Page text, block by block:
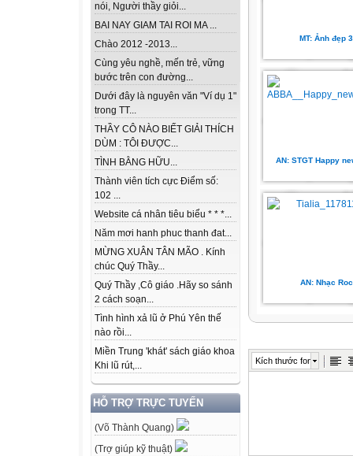
nói, Người thầy giỏi...
BAI NAY GIAM TAI ROI MA ...
Chào 2012 -2013...
Cùng yêu nghề, mến trẻ, vững
bước trên con đường...
Dưới đây là nguyên văn "Ví dụ 1"
trong TT...
THẦY CÔ NÀO BIẾT GIẢI THÍCH
DÙM : TÔI ĐƯỢC...
TÌNH BẰNG HỮU...
Thành viên tích cực Điểm số:
102 ...
Website cá nhân tiêu biểu * * *...
Năm mơi hanh phuc thanh đat...
MỪNG XUÂN TÂN MÃO . Kính
chúc Quý Thầy...
Quý Thầy ,Cô giáo .Hãy so sánh
2 cách soạn...
Tình hình xả lũ ở Phú Yên thế
nào rồi...
Miền Trung 'khát' sách giáo khoa
Khi lũ rút,...
HỖ TRỢ TRỰC TUYẾN
(Võ Thành Quang)
(Trợ giúp kỹ thuật)
MT: Ảnh đẹp 3
AN: STGT Happy
AN: Nhạc Roc
Kích thước font